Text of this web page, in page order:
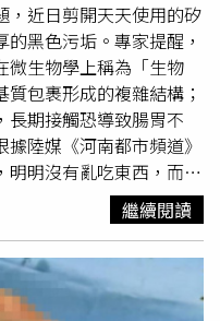
，近日剪開天天使用的矽
黑色污垢。專家提醒，
微生物學上稱為「生物
包裹形成的複雜結構；
長期接觸恐導致腸胃不
陸媒《河南都市頻道》
明沒有亂吃東西，而她
近日心血來潮剪開吸管，
知道自己把髒東西都喝下
那些黑色污垢是生物膜，
內部可能常藏匿大腸桿
家進一步說明，當這些細
繼續閱讀